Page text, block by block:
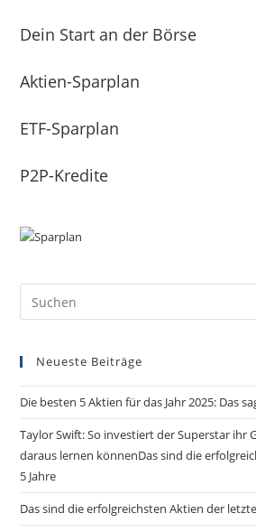
Dein Start an der Börse
Aktien-Sparplan
ETF-Sparplan
P2P-Kredite
Neueste Beiträge
Die besten 5 Aktien für das Jahr 2025: Das
Taylor Swift: So investiert der Superstar ihr
daraus lernen könnenDas sind die
5 Jahre
Das sind die erfolgreichsten Aktien der